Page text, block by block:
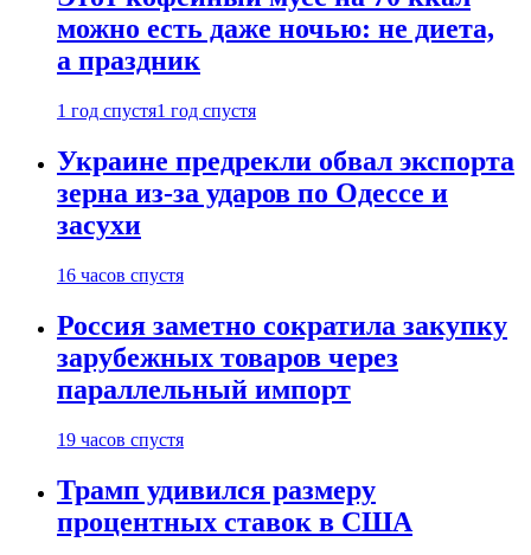
можно есть даже ночью: не диета,
а праздник
1 год спустя1 год спустя
Украине предрекли обвал экспорта
зерна из-за ударов по Одессе и
засухи
16 часов спустя
Россия заметно сократила закупку
зарубежных товаров через
параллельный импорт
19 часов спустя
Трамп удивился размеру
процентных ставок в США